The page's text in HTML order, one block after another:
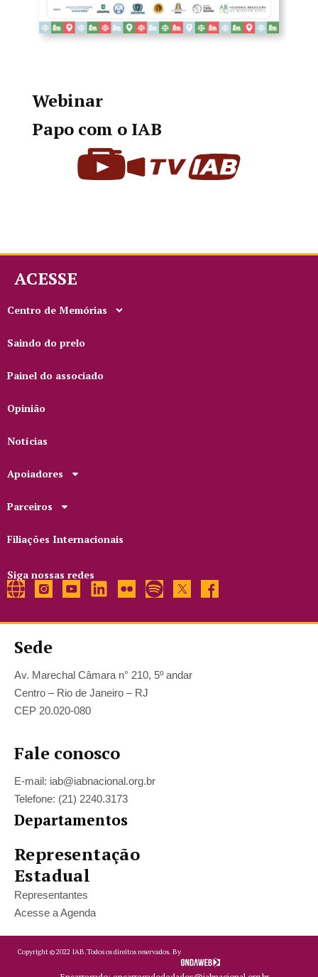
Webinar
Papo com o IAB
ACESSE
Centro de Memórias
Saindo do prelo
Painel do associado
Opinião
Notícias
Apoiadores
Parceiros
Filiações Internacionais
Siga nossas redes
Sede
Av. Marechal Câmara n° 210, 5º andar
Centro – Rio de Janeiro – RJ
CEP 20.020-080
Fale conosco
E-mail: iab@iabnacional.org.br
Telefone: (21) 2240.3173
Departamentos
Representação
Estadual
Representantes
Acesse a Agenda
Copyright ©2022 IAB.Todos os direitos reservados. By